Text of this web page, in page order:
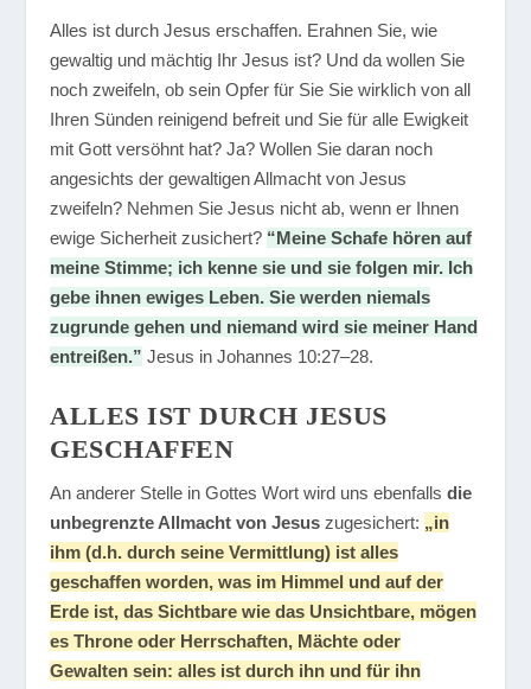
Alles ist durch Jesus erschaffen. Erahnen Sie, wie
gewaltig und mächtig Ihr Jesus ist? Und da wollen Sie
noch zweifeln, ob sein Opfer für Sie Sie wirklich von all
Ihren Sünden reinigend befreit und Sie für alle Ewigkeit
mit Gott versöhnt hat? Ja? Wollen Sie daran noch
angesichts der gewaltigen Allmacht von Jesus
zweifeln? Nehmen Sie Jesus nicht ab, wenn er Ihnen
ewige Sicherheit zusichert? “Meine Schafe hören auf
meine Stimme; ich kenne sie und sie folgen mir. Ich
gebe ihnen ewiges Leben. Sie werden niemals
zugrunde gehen und niemand wird sie meiner Hand
entreißen.” Jesus in Johannes 10:27–28.
ALLES IST DURCH JESUS
GESCHAFFEN
An anderer Stelle in Gottes Wort wird uns ebenfallsdie
unbegrenzte Allmacht von Jesus zugesichert: „in
ihm (d.h. durch seine Vermittlung) ist alles
geschaffen worden, was im Himmel und auf der
Erde ist, das Sichtbare wie das Unsichtbare, mögen
es Throne oder Herrschaften, Mächte oder
Gewalten sein: alles ist durch ihn und für ihn